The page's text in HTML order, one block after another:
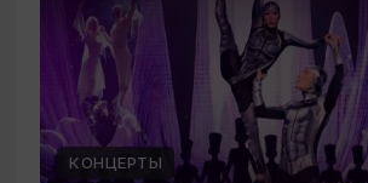
КОНЦЕРТЫ